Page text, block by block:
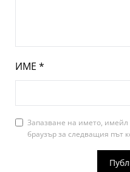
ИМЕ *
Запазване на името, имейл
браузър за следващия път